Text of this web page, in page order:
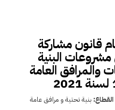
قانون مشاركة
البنية
والمرافق العامة
بنية تحتية و مرافق عامة